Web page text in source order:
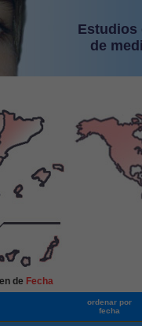
Estudios
de
de Fecha
ordenar por
fecha